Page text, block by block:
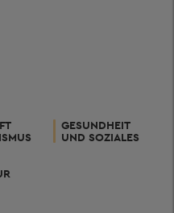
GESUNDHEIT
UND SOZIALES